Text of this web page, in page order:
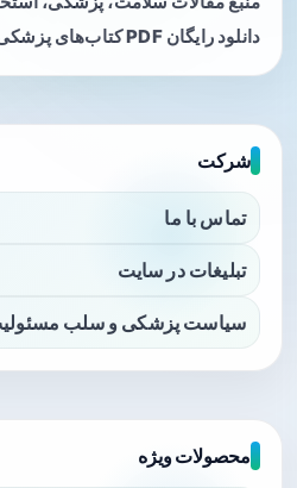
دانلود رایگان PDF کتاب‌های پزشکی.
شرکت
تماس با ما
تبلیغات در سایت
سیاست پزشکی و سلب
محصولات ویژه